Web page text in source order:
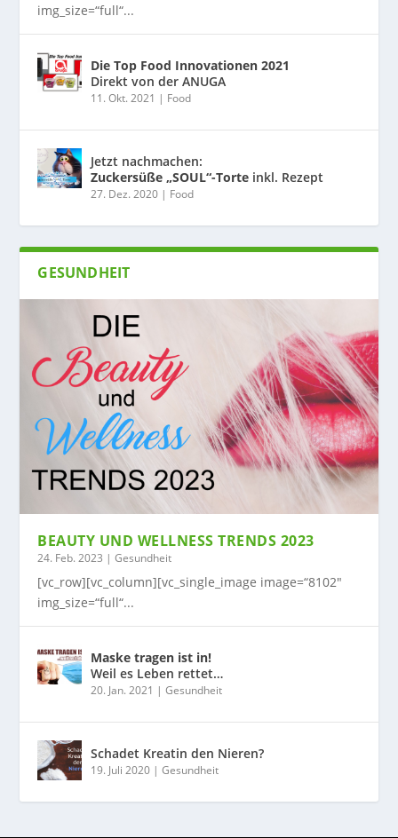
img_size=“full“...
Die Top Food Innovationen 2021
Direkt von der ANUGA
11. Okt. 2021 | Food
Jetzt nachmachen:
Zuckersüße „SOUL“-Torte inkl. Rezept
27. Dez. 2020 | Food
GESUNDHEIT
BEAUTY UND WELLNESS TRENDS 2023
24. Feb. 2023 |Gesundheit
[vc_row][vc_column][vc_single_image image=“8102″
img_size=“full“...
Maske tragen ist in!
Weil es Leben rettet…
20. Jan. 2021 |Gesundheit
Schadet Kreatin den Nieren?
19. Juli 2020 |Gesundheit